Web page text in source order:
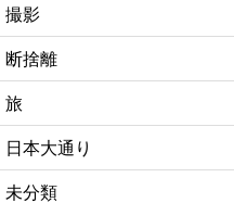
撮影
断捨離
旅
日本大通り
未分類